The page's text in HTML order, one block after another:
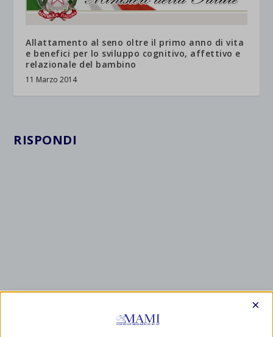
Allattamento al seno oltre il primo anno di vita
e benefici per lo sviluppo cognitivo, affettivo e
relazionale del bambino
11 Marzo 2014
RISPONDI
×